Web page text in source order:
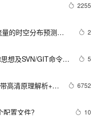
2255
的时空分布预测模
2
想及SVN/GIT命令对
5
高清原理解析+用
6752
置文件？ 10